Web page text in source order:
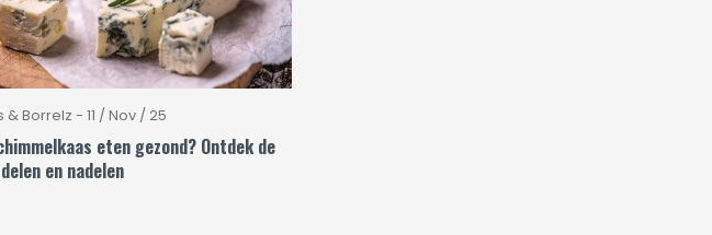
& Borrelz - 11 / Nov / 25
eten gezond? Ontdek de
en nadelen